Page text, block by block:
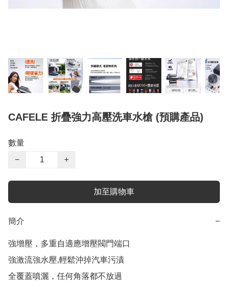
CAFELE 折疊強力高壓洗車水槍 (預購產品)
數量
−
+
加至購物車
簡介 −
強增壓，多重自適應增壓閥門端口
強激流強水壓,輕鬆沖掉汽車污漬
全覆蓋噴灑，任何角落都不放過